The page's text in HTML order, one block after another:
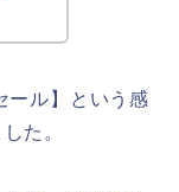
ール】という感
た。